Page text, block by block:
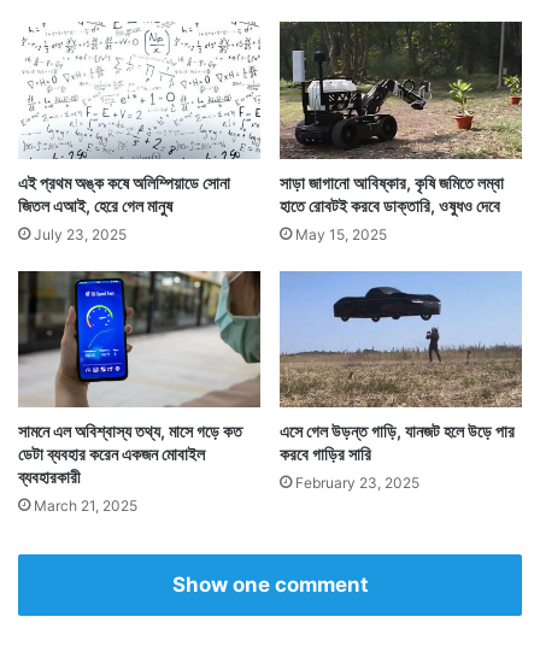
তবে গ্লিডেন এটাও স্বীকার করেছে যে বিবাহবহির্ভূত সম্পর্ক
স্থাপনে ভারতে উৎসাহ নজরে পড়লেও তা অন্য অনেক দেশের
থেকেই কম। আবার তাদের অ্যাপে নাম লেখানো বিবাহবহির্ভূত
সম্পর্ক স্থাপনে উৎসাহীদের মধ্যে ১২ শতাংশ চাইছেন সমলিঙ্গে
বিবাহবহির্ভূত সম্পর্ক তৈরি করতে। — সংবাদ সংস্থার সাহায্য নিয়ে
লেখা
এই প্রথম অঙ্ক কষে অলিম্পিয়াডে সোনা
জিতল এআই, হেরে গেল মানুষ
July 23, 2025
সাড়া জাগানো আবিষ্কার, কৃষি জমিতে লম্বা
হাতে রোবটই করবে ডাক্তারি, ওষুধও দেবে
May 15, 2025
সামনে এল অবিশ্বাস্য তথ্য, মাসে গড়ে কত
ডেটা ব্যবহার করেন একজন মোবাইল
ব্যবহারকারী
March 21, 2025
এসে গেল উড়ন্ত গাড়ি, যানজট হলে উড়ে পার
করবে গাড়ির সারি
February 23, 2025
Show one comment